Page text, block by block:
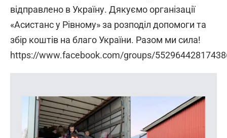
відправлено в Україну. Дякуємо організації
«Асистанс у Рівному» за розподіл допомоги та
збір коштів на благо України. Разом ми сила!
https://www.facebook.com/groups/